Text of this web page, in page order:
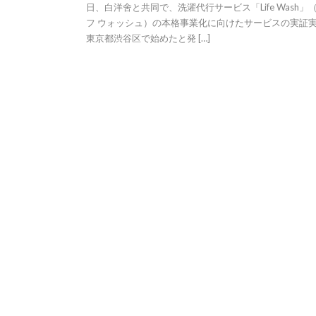
日、白洋舍と共同で、洗濯代行サービス「Life Wash」
フ ウォッシュ）の本格事業化に向けたサービスの実証
東京都渋谷区で始めたと発 […]